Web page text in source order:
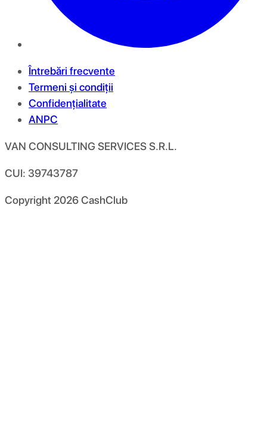
Întrebări frecvente
Termeni și condiții
Confidențialitate
ANPC
VAN CONSULTING SERVICES S.R.L.
CUI: 39743787
Copyright 2026CashClub